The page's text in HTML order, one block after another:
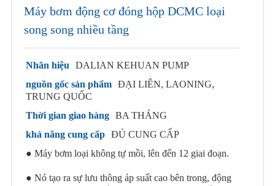
Máy bơm động cơ đóng hộp DCMC loại
song song nhiều tầng
Nhãn hiệu
DALIAN KEHUAN PUMP
nguồn gốc sản phẩm ĐẠI LIÊN, LAONING,
TRUNG QUỐC
Thời gian giao hàng BA THÁNG
khả năng cung cấp ĐỦ CUNG CẤP
● Máy bơm loại không tự mồi, lên đến 12 giai đoạn.
● Nó tạo ra sự lưu thông áp suất cao bên trong, động